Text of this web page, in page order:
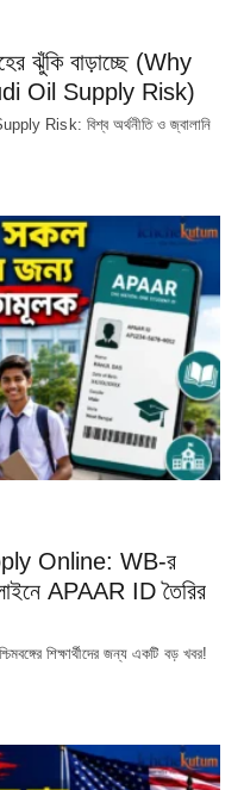
ঝুঁকি বাড়াচ্ছে (Why
Oil Supply Risk)
Risk: বিশ্ব অর্থনীতি ও জ্বালানি
Online: WB-র
APAAR ID তৈরির
শিক্ষার্থীদের জন্য একটি বড় খবর!